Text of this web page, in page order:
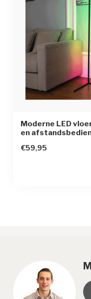
Bereik
Moderne LED
en
€59,95